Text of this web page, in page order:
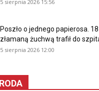
5 sierpnia 2026 15:56
Poszło o jednego papierosa.
złamaną żuchwą trafił do
5 sierpnia 2026 12:00